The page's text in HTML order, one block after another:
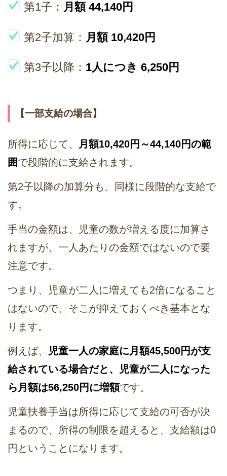
第1子： 月額 44,140円
第2子加算： 月額 10,420円
第3子以降： 1人につき 6,250円
【一部支給の場合】
所得に応じて、
月額10,420円～44,140円の範
囲で段階的に支給されます。
第2子以降の加算分も、同様に段階的な支給で
す。
手当の金額は、児童の数が増える度に加算さ
れますが、一人あたりの金額ではないので要
注意です。
つまり、児童が二人に増えても2倍になること
はないので、そこが抑えておくべき基本とな
ります。
例えば、
児童一人の家庭に月額45,500円が支
給されている場合だと、児童が二人になった
ら月額は56,250円に増額です。
児童扶養手当は所得に応じて支給の可否が決
まるので、所得の制限を超えると、支給額は0
円ということになります。